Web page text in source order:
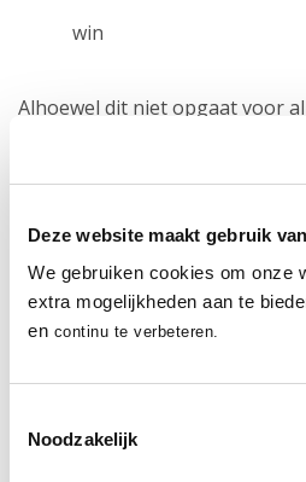
Deze website maakt gebruik
We gebruiken cookies om onze
extra mogelijkheden aan te
en continu te verbeteren.
Noodzakelijk
win
Alhoewel dit niet opgaat voor
plaatsen, is dit in het Westen
respecteert, kritiek kan
van gelijkwaardigheid is in het
Zó ontwikkel je
Tip 1. Ga uit van je